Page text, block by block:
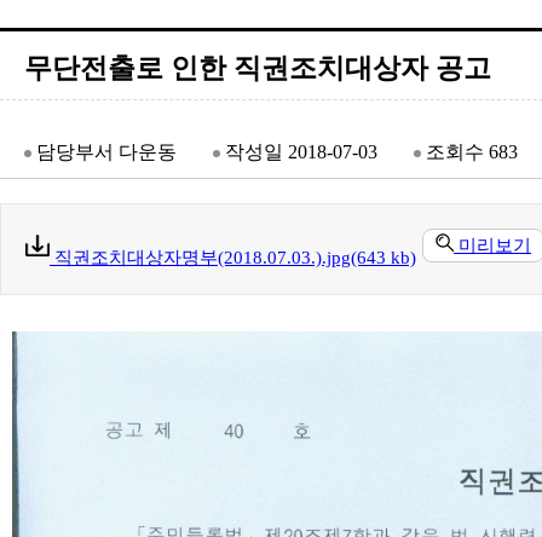
무단전출로 인한 직권조치대상자 공고
담당부서 다운동 작성일 2018-07-03 조회수 683
직권조치대상자명부(2018.07.03.).jpg(643 kb)
미리보기